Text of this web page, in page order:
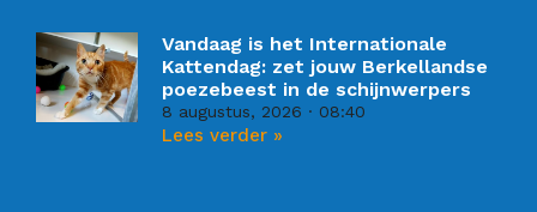
Vandaag is het Internationale
Kattendag: zet jouw Berkellandse
poezebeest in de schijnwerpers
8 augustus, 2026 08:40
Lees verder »